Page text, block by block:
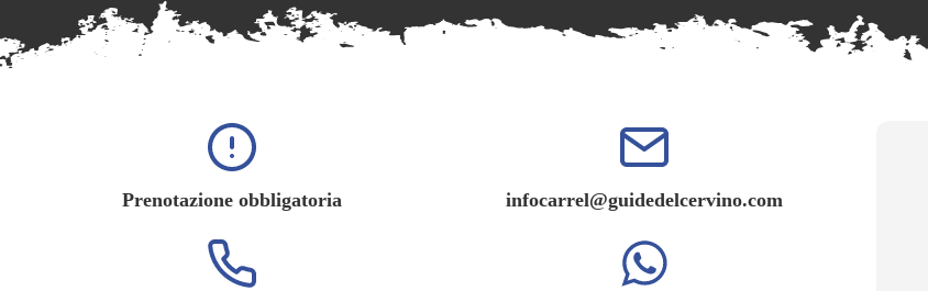
Prenotazione obbligatoria infocarrel@guidedelcervino.com